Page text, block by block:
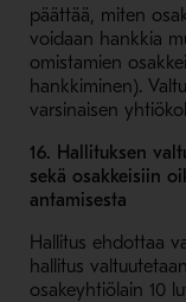
päättää, miten
voidaan hankkia
omistamien
hankkiminen).
varsinaisen
16. Hallituksen
sekä osakkeisiin
antamisesta
Hallitus ehdottaa
hallitus
osakeyhtiölain 10